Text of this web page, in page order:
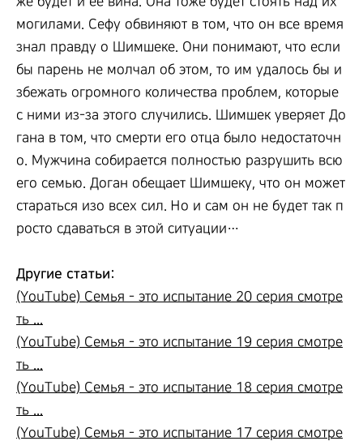
могилами. Сефу обвиняют в том, что он все время
знал правду о Шимшеке. Они понимают, что если
бы парень не молчал об этом, то им удалось бы и
збежать огромного количества проблем, которые
с ними из-за этого случились. Шимшек уверяет До
гана в том, что смерти его отца было недостаточн
о. Мужчина собирается полностью разрушить всю
его семью. Доган обещает Шимшеку, что он может
стараться изо всех сил. Но и сам он не будет так п
росто сдаваться в этой ситуации…
Другие статьи:
(YouTube) Семья - это испытание 20 серия смотре
ть ...
(YouTube) Семья - это испытание 19 серия смотре
ть ...
(YouTube) Семья - это испытание 18 серия смотре
ть ...
(YouTube) Семья - это испытание 17 серия смотре